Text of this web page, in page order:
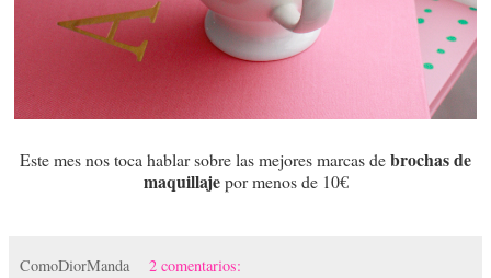
Este mes nos toca hablar sobre las mejores marcas debrochas de
maquillajepor menos de 10€
ComoDiorManda 2 comentarios: